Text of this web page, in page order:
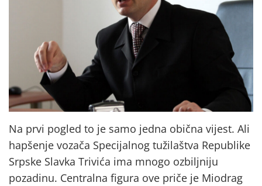
Na prvi pogled to je samo jedna obična vijest. Ali
hapšenje vozača Specijalnog tužilaštva Republike
Srpske Slavka Trivića ima mnogo ozbiljniju
pozadinu. Centralna figura ove priče je Miodrag